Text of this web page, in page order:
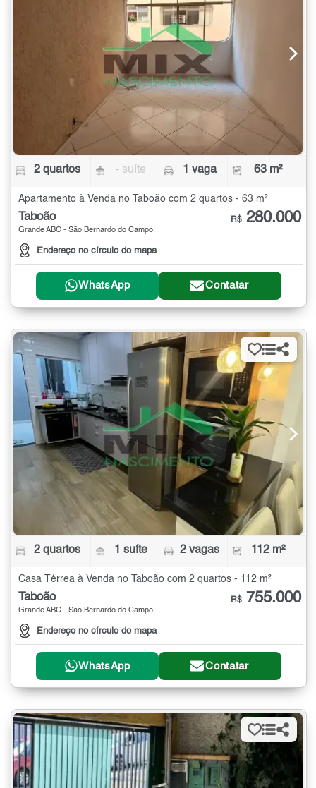
2 quartos - suíte 1 vaga 63 m²
Apartamento à Venda no Taboão com 2 quartos - 63 m²
Taboão
Grande ABC - São Bernardo do Campo
Endereço no círculo do mapa
R$ 280.000
WhatsApp Contatar
2 quartos 1 suíte 2 vagas 112 m²
Casa Térrea à Venda no Taboão com 2 quartos - 112 m²
Taboão
Grande ABC - São Bernardo do Campo
Endereço no círculo do mapa
R$ 755.000
WhatsApp Contatar